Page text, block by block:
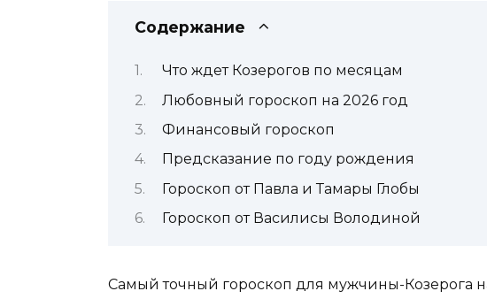
Содержание
Что ждет Козерогов по месяцам
Любовный гороскоп на 2026 год
Финансовый гороскоп
Предсказание по году рождения
Гороскоп от Павла и Тамары Глобы
Гороскоп от Василисы Володиной
Самый точный гороскоп для мужчины-Козерога